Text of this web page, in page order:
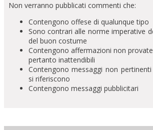
Non verranno pubblicati commenti che:
Contengono offese di qualunque tipo
Sono contrari alle norme imperative
del buon costume
Contengono affermazioni non
pertanto inattendibili
Contengono messaggi non pertinenti
si riferiscono
Contengono messaggi pubblicitari